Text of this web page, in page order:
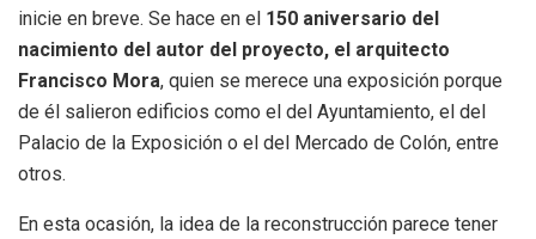
inicie en breve. Se hace en el 150 aniversario del
nacimiento del autor del proyecto, el arquitecto
Francisco Mora, quien se merece una exposición porque
de él salieron edificios como el del Ayuntamiento, el del
Palacio de la Exposición o el del Mercado de Colón, entre
otros.
En esta ocasión, la idea de la reconstrucción parece tener